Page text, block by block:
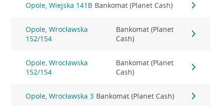
Opole, Wiejska 141B Bankomat (Planet Cash)
Opole, Wrocławska
152/154
Bankomat (Planet
Cash)
Opole, Wrocławska
152/154
Bankomat (Planet
Cash)
Opole, Wrocławska 3 Bankomat (Planet Cash)